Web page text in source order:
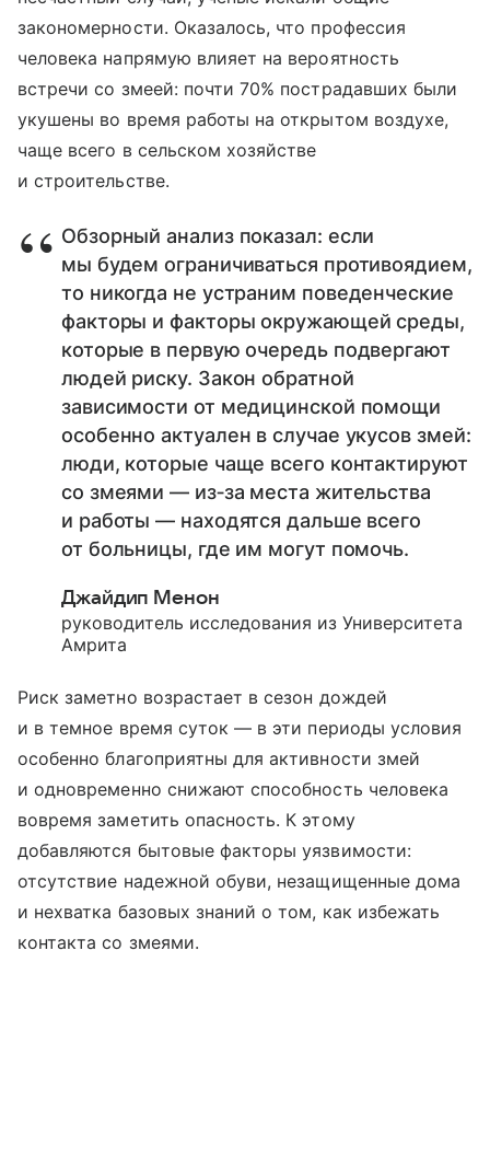
закономерности. Оказалось, что профессия
человека напрямую влияет на вероятность
встречи со змеей: почти 70% пострадавших были
укушены во время работы на открытом воздухе,
чаще всего в сельском хозяйстве
и строительстве.
Обзорный анализ показал: если
мы будем ограничиваться противоядием,
то никогда не устраним поведенческие
факторы и факторы окружающей среды,
которые в первую очередь подвергают
людей риску. Закон обратной
зависимости от медицинской помощи
особенно актуален в случае укусов змей:
люди, которые чаще всего контактируют
со змеями — из‑за места жительства
и работы — находятся дальше всего
от больницы, где им могут помочь.
Джайдип Менон
руководитель исследования из Университета
Амрита
Риск заметно возрастает в сезон дождей
и в темное время суток — в эти периоды условия
особенно благоприятны для активности змей
и одновременно снижают способность человека
вовремя заметить опасность. К этому
добавляются бытовые факторы уязвимости:
отсутствие надежной обуви, незащищенные дома
и нехватка базовых знаний о том, как избежать
контакта со змеями.